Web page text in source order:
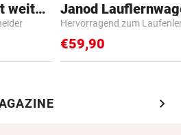
Wenn der Arzt nicht weiter weiß Janod
Hervorragend zum
€59,90
chevron_right